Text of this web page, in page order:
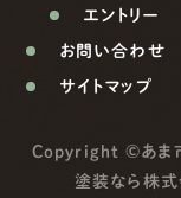
エントリー
お問い合わせ
サイトマップ
Copyright ©あま
塗装なら株